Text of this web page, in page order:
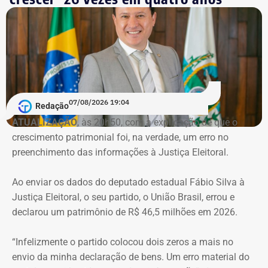
esquema de desvios de recursos públicos durante a
pandemia de Covid-19. Conforme a denúncia do MP, uma
empresa ligada ao empresário teria sido utilizada em
movimentações financeiras investigadas no caso.
Declaração de bens do deputado Rafael Nobre em 2022 — Foto:
Reprodução/Divulgacand
Imóvel de Eduardo Bolsonaro será leiloado por um valor 36% menor ao que
O apartamento que vai à leilão fica na Avenida Pasteu e
tem cerca de 101 metros quadrados. O imóvel se
Baía de Guanabara.
Redação07/08/2026 19:04
ATUALIZAÇÃO, às 20h50, com a explicação de que o
crescimento patrimonial foi, na verdade, um erro no
preenchimento das informações à Justiça Eleitoral.
Ao enviar os dados do deputado estadual Fábio Silva à
Justiça Eleitoral, o seu partido, o União Brasil, errou e
declarou um patrimônio de R$ 46,5 milhões em 2026.
“Infelizmente o partido colocou dois zeros a mais no
envio da minha declaração de bens. Um erro material do